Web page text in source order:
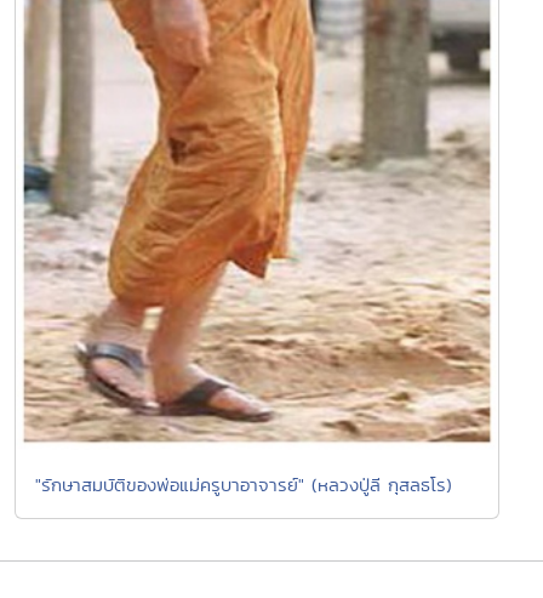
"รักษาสมบัติของพ่อแม่ครูบาอาจารย์" (หลวงปู่ลี กุสลธโร)